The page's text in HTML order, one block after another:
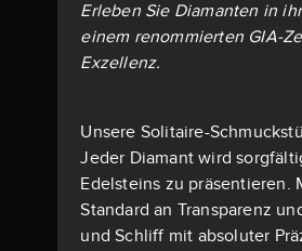
Erleben Sie Diamanten in
einem renommierten GIA-
Exzellenz.
Unsere Solitaire-
Jeder Diamant wird
Edelsteins zu präsentieren.
Standard an Transparenz
und Schliff mit absoluter